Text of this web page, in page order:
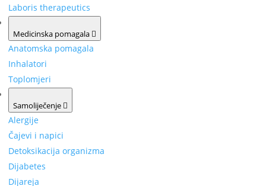
Laboris therapeutics
Medicinska pomagala
Anatomska pomagala
Inhalatori
Toplomjeri
Samoliječenje
Alergije
Čajevi i napici
Detoksikacija organizma
Dijabetes
Dijareja